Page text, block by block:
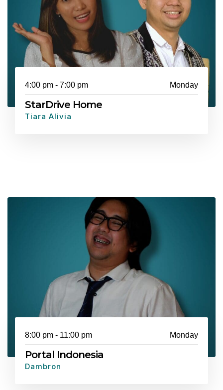
4:00 pm - 7:00 pm Monday
StarDrive Home
Tiara Alivia
8:00 pm - 11:00 pm Monday
Portal Indonesia
Dambron